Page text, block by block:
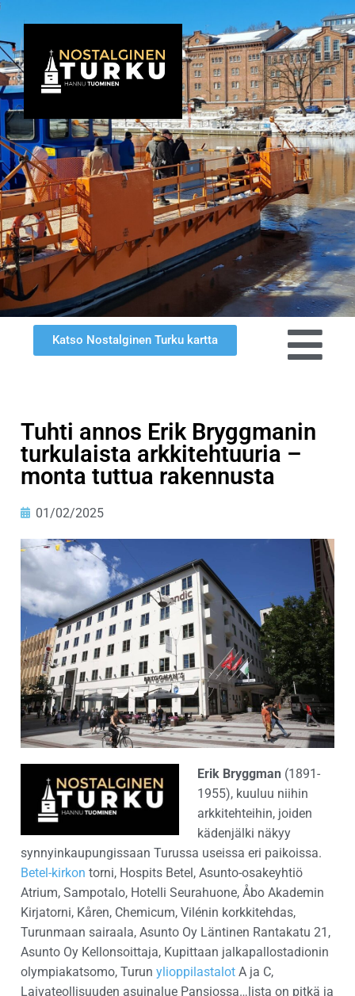
Katso Nostalginen Turku kartta
Tuhti annos Erik Bryggmanin
turkulaista arkkitehtuuria –
monta tuttua rakennusta
01/02/2025
Erik Bryggman (1891-
1955), kuuluu niihin
arkkitehteihin, joiden
kädenjälki näkyy
synnyinkaupungissaan Turussa useissa eri paikoissa.
Betel-kirkon torni, Hospits Betel, Asunto-osakeyhtiö
Atrium, Sampotalo, Hotelli Seurahuone, Åbo Akademin
Kirjatorni, Kåren, Chemicum, Vilénin korkkitehdas,
Turunmaan sairaala, Asunto Oy Läntinen Rantakatu 21,
Asunto Oy Kellonsoittaja, Kupittaan jalkapallostadionin
olympiakatsomo, Turun ylioppilastalot A ja C,
Laivateollisuuden asuinalue Pansiossa…lista on pitkä ja